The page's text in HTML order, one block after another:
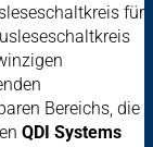
für
Bereichs, die
QDI Systems